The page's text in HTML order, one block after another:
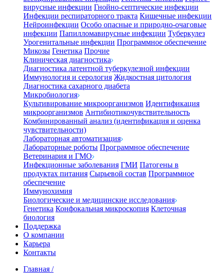
вирусные инфекции Гнойно-септические инфекции
Инфекции респираторного тракта Кишечные инфекции
Нейроинфекции Особо опасные и природно-очаговые
инфекции Папилломавирусные инфекции Туберкулез
Урогенитальные инфекции Программное обеспечение
Микозы Генетика Прочие
Клиническая диагностика
Диагностика латентной туберкулезной инфекции
Иммунология и серология Жидкостная цитология
Диагностика сахарного диабета
Микробиология
Культивирование микроорганизмов Идентификация
микроорганизмов Антибиотикочувствительность
Комбинированный анализ (идентификация и оценка
чувствительности)
Лабораторная автоматизация
Лабораторные роботы Программное обеспечение
Ветеринария и ГМО
Инфекционные заболевания ГМИ Патогены в
продуктах питания Сырьевой состав Программное
обеспечение
Иммунохимия
Биологические и медицинские исследования
Генетика Конфокальная микроскопия Клеточная
биология
Поддержка
О компании
Карьера
Контакты
Главная /